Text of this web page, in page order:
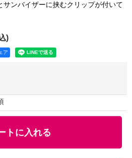
サンバイザーに挟むクリップが付いて
)
ア